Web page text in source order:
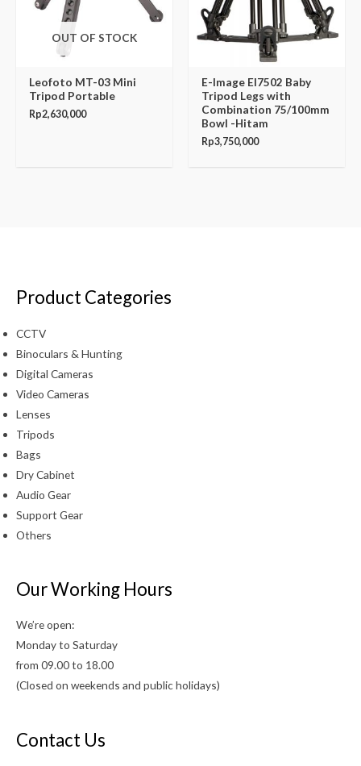
OUT OF STOCK
Leofoto MT-03 Mini
Tripod Portable
Rp2,630,000
E-Image EI7502 Baby
Tripod Legs with
Combination 75/100mm
Bowl -Hitam
Rp3,750,000
Product Categories
CCTV
Binoculars & Hunting
Digital Cameras
Video Cameras
Lenses
Tripods
Bags
Dry Cabinet
Audio Gear
Support Gear
Others
Our Working Hours
We’re open:
Monday to Saturday
from 09.00 to 18.00
(Closed on weekends and public holidays)
Contact Us